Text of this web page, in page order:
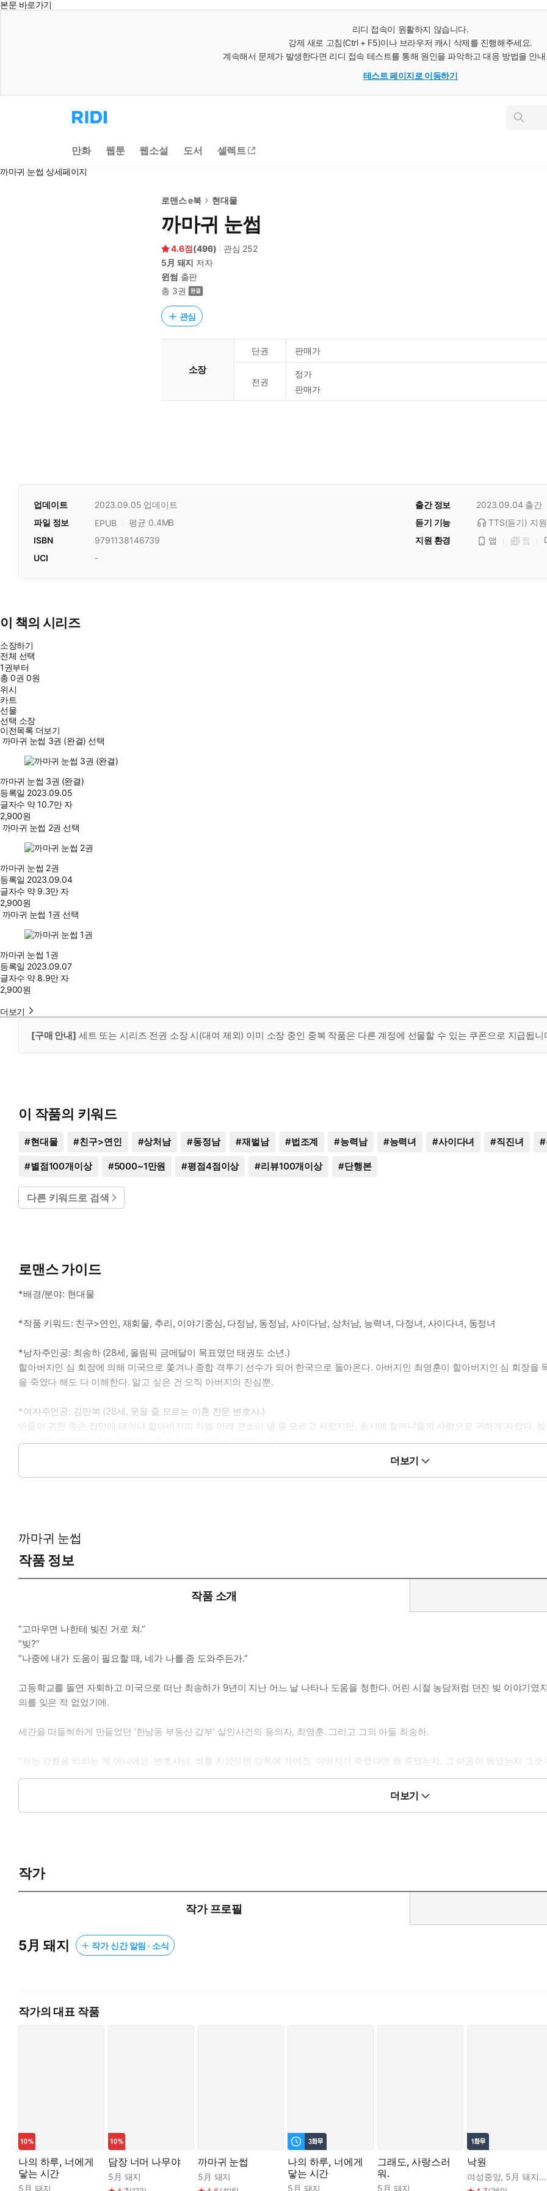
본문 바로가기
리디 접속이 원활하지 않습니다.
강제 새로 고침(Ctrl + F5)이나 브라우저 캐시 삭제를 진행해주세요.
계속해서 문제가 발생한다면 리디 접속 테스트를 통해 원인을 파악하고 대응 방법을 안
테스트 페이지로 이동하기
리
디
으
로
동
인
만화 웹툰 웹소설 도서 셀렉트
까마귀 눈썹 상세페이지
로맨스 e북 현대물
까마귀 눈썹
4.6 (496) 관심 252
5月 돼지 저자
윈썸 출판
총 3권
관심
소장
단권 판매가
전권
정가
판매가
업데이트 2023.09.05 업데이트 출간 정보 2023.09.04 출간
듣기 기능
TTS(듣기) 지원
파일 정보 EPUB
평균 0.4MB
지원 환경
앱 웹
ISBN
9791138146739
UCI
-
이 책의 시리즈
소장하기
전체 선택
1권부터
총0권 0원
위시
카트
선물
선택 소장
이전목록 더보기
까마귀 눈썹 3권 (완결) 선택
까마귀 눈썹 3권 (완결)
등록일 2023.09.05
글자수 약 10.7만 자
2,900원
까마귀 눈썹 2권 선택
까마귀 눈썹 2권
등록일 2023.09.04
글자수 약 9.3만 자
2,900원
까마귀 눈썹 1권 선택
까마귀 눈썹 1권
등록일 2023.09.07
글자수 약 8.9만 자
2,900원
더보기
[구매 안내] 세트 또는 시리즈 전권 소장 시(대여 제외) 이미 소장 중인 중복 작품은 다른 계정에 선물할 수 있는 쿠폰으로 지급됩니
이 작품의 키워드
#현대물 #친구>연인 #상처남 #동정남 #재벌남 #법조계 #능력남 #능력녀 #사이다녀 #직진녀 #
#별점100개이상 #5000~1만원 #평점4점이상 #리뷰100개이상 #단행본
다른 키워드로 검색
로맨스 가이드
*배경/분야: 현대물
*작품 키워드: 친구>연인, 재회물, 추리, 이야기중심, 다정남, 동정남, 사이다남, 상처남, 능력녀, 다정녀, 사이다녀, 동정녀
*남자주인공: 최송하 (28세, 올림픽 금메달이 목표였던 태권도 소년.)
할아버지인 심 회장에 의해 미국으로 쫓겨나 종합 격투기 선수가 되어 한국으로 돌아온다. 아버지인 최영훈이 할아버지인 심 회장을
을 죽였다 해도 다 이해한다. 알고 싶은 건 오직 아버지의 진심뿐.
*여자주인공: 김만복 (28세, 웃을 줄 모르는 이혼 전문 변호사.)
아들이 귀한 종손 집안에 태어나 할아버지의 차별 아래 큰소리 낼 줄 모르고 자랐지만, 동시에 할머니들의 사랑으로 귀하게 자랐다.
정다감한 성격이다. 9년 만에 만난 최송하에게 변론을 의뢰받는다.
더보기
까마귀 눈썹
작품 정보
작품 소개
“고마우면 나한테 빚진 거로 쳐.”
“빚?”
“나중에 내가 도움이 필요할 때, 네가 나를 좀 도와주든가.”
고등학교를 돌연 자퇴하고 미국으로 떠난 최송하가 9년이 지난 어느 날 나타나 도움을 청한다. 어린 시절 농담처럼 던진 빚 이야기
의를 잊은 적 없었기에.
세간을 떠들썩하게 만들었던 ‘한남동 부동산 갑부’ 살인사건의 용의자, 최영훈. 그리고 그의 아들 최송하.
“저는 감형을 바라는 게 아니에요, 변호사님. 죄를 지었으면 감옥에 가야죠. 아버지가 죽였다면 왜 죽였는지, 그 마음이 뭐였는지 그것
조금은 이상한 변론 의뢰. 이혼 전문 변호사로서 피의자의 이익을 위해 거절해야겠지만, 도저히 거절하기가 힘들었다. 반지르르한
더보기
작가
작가 프로필
5月 돼지 작가 신간 알림 · 소식
작가의 대표 작품
나의 하루, 너에게
닿는 시간
5月 돼지
담장 너머 나무야
5月 돼지
까마귀 눈썹
5月 돼지
나의 하루, 너에게
닿는 시간
5月 돼지
그래도, 사랑스러
워.
5月 돼지
낙원
여성중앙, 5月 돼지,